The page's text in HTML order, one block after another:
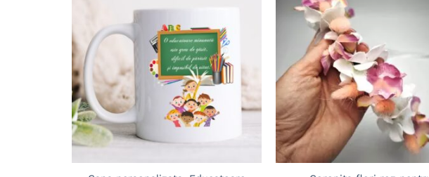
wishlist